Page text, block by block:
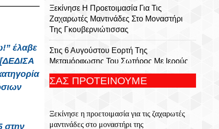
έλαβε
στην
Ξεκίνησε Η Προετοιμασία Για Τις
Ζαχαρωτές Μαντινάδες Στο Μοναστήρι
Της Γκουβερνιώτισσας
Στις 6 Αυγούστου Εορτή Της
Μεταμόρφωσης Του Σωτήρος Με Ιερούς
Ναούς Και Μονές Στην Κρήτη
Ιερά Μονή Καψά Σητείας
ΣΑΣ ΠΡΟΤΕΙΝΟΥΜΕ
Ξεκίνησε η προετοιμασία για τις ζαχαρωτές
μαντινάδες στο μοναστήρι της